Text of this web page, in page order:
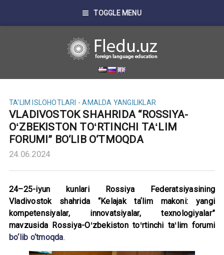
TOGGLE MENU
TA'LIM ISLOHOTLARI - AMALDA YANGILIKLAR
VLADIVOSTOK SHAHRIDA “ROSSIYA-
OʻZBEKISTON TOʻRTINCHI TAʻLIM
FORUMI” BO‘LIB O‘TMOQDA
24.06.2024
24–25-iyun kunlari Rossiya Federatsiyasining
Vladivostok shahrida “Kelajak taʼlim makoni: yangi
kompetensiyalar, innovatsiyalar, texnologiyalar”
mavzusida Rossiya-Oʻzbekiston toʻrtinchi taʻlim forumi
bo‘lib o‘tmoqda.